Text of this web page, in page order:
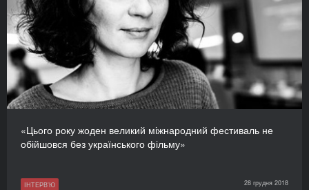
«Цього року жоден великий міжнародний фестиваль не
обійшовся без українського фільму»
ІНТЕРВ'Ю 28 грудня 2018